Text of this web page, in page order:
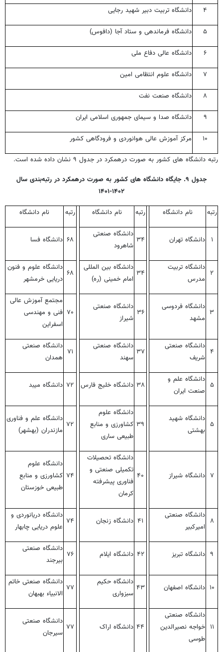
۴ دانشگاه تربیت دبیر شهید رجایی
۵ دانشگاه فرماندهی و ستاد آجا (دافوس)
۶ دانشگاه عالی دفاع ملی
۷ دانشگاه علوم انتظامی امین
۸ دانشگاه صنعت نفت
۹ دانشگاه صدا و سیمای جمهوری اسلامی ایران
۱۰ مرکز آموزش عالی هوانوردی و فرودگاهی کشور
رتبه دانشگاه های کشور به صورت درهمکرد در جدول ۹ نشان داده شده است.
جدول ۹. جایگاه دانشگاه های کشور به صورت درهمکرد در رتبه‌بندی سال
۱۴۰۲-۱۴۰۱
رتبه نام دانشگاه رتبه نام دانشگاه رتبه نام دانشگاه
۱ دانشگاه تهران ۳۴
دانشگاه صنعتی
شاهرود
۶۸ دانشگاه فسا
۲
دانشگاه تربیت
مدرس
۳۴
دانشگاه بین المللی
امام خمینی (ره)
۶۸
دانشگاه علوم و فنون
دریایی خرمشهر
۳
دانشگاه فردوسی
مشهد
۳۶
دانشگاه صنعتی
شیراز
۷۰
مجتمع آموزش عالی
فنی و مهندسی
اسفراین
۴
دانشگاه صنعتی
شریف
۳۷
دانشگاه صنعتی
سهند
۷۱
دانشگاه صنعتی
همدان
۵
دانشگاه علم و
صنعت ایران
۳۸ دانشگاه خلیج فارس ۷۲ دانشگاه میبد
۵
دانشگاه شهید
بهشتی
۳۹
دانشگاه علوم
کشاورزی و منابع
طبیعی ساری
۷۲
دانشگاه علم و فناوری
مازندران (بهشهر)
۷ دانشگاه شیراز ۴۰
دانشگاه تحصیلات
تکمیلی صنعتی و
فناوری پیشرفته
کرمان
۷۴
دانشگاه علوم
کشاورزی و منابع
طبیعی خوزستان
۸
دانشگاه صنعتی
امیرکبیر
۴۱ دانشگاه زنجان ۷۴
دانشگاه دریانوردی و
علوم دریایی چابهار
۹ دانشگاه تبریز ۴۲ دانشگاه ایلام ۷۶
دانشگاه صنعتی
بیرجند
۱۰ دانشگاه اصفهان ۴۳
دانشگاه حکیم
سبزواری
۷۷
دانشگاه صنعتی خاتم
الانبیاء بهبهان
۱۱
دانشگاه صنعتی
خواجه نصیرالدین
طوسی
۴۴ دانشگاه اراک ۷۷
دانشگاه صنعتی
سیرجان